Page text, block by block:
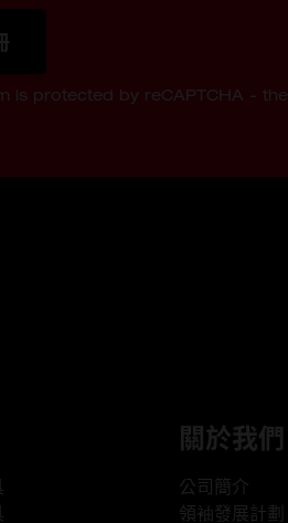
is protected by reCAPTCHA - the
關於我們
公司簡介
領袖發展計劃